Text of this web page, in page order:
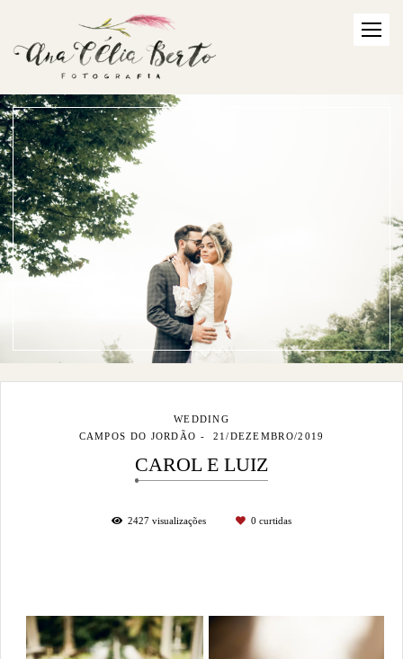
WEDDING
CAMPOS DO JORDÃO
21/DEZEMBRO/2019
CAROL E LUIZ
2427 visualizações 0 curtidas